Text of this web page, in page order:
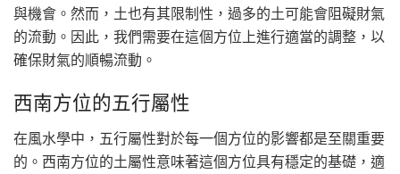
與機會。然而，土也有其限制性，過多的土可能會阻礙財氣
的流動。因此，我們需要在這個方位上進行適當的調整，以
確保財氣的順暢流動。
西南方位的五行屬性
在風水學中，五行屬性對於每一個方位的影響都是至關重要
的。西南方位的土屬性意味著這個方位具有穩定的基礎，適